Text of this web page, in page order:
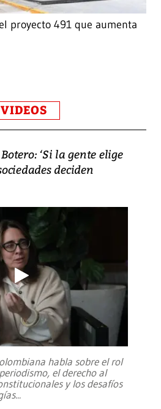
proyecto 491 que aumenta
VIDEOS
‘Si la gente elige
deciden
habla sobre el rol
el derecho al
y los desafíos
...